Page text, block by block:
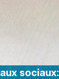
sociaux: